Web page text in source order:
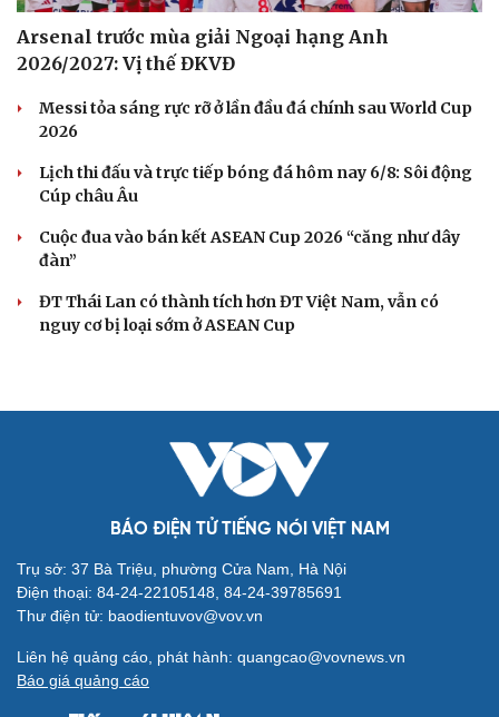
Arsenal trước mùa giải Ngoại hạng Anh
2026/2027: Vị thế ĐKVĐ
Messi tỏa sáng rực rỡ ở lần đầu đá chính sau World Cup
2026
Lịch thi đấu và trực tiếp bóng đá hôm nay 6/8: Sôi động
Cúp châu Âu
Cuộc đua vào bán kết ASEAN Cup 2026 “căng như dây
đàn”
ĐT Thái Lan có thành tích hơn ĐT Việt Nam, vẫn có
nguy cơ bị loại sớm ở ASEAN Cup
BÁO ĐIỆN TỬ TIẾNG NÓI VIỆT NAM
Trụ sở: 37 Bà Triệu, phường Cửa Nam, Hà Nội
Điện thoại: 84-24-22105148, 84-24-39785691
Thư điện tử: baodientuvov@vov.vn
Liên hệ quảng cáo, phát hành: quangcao@vovnews.vn
Báo giá quảng cáo